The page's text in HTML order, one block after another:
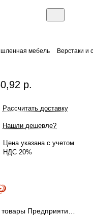
мебель Верстаки и
р.
Рассчитать доставку
Нашли дешевле?
Цена указана с учетом
НДС 20%